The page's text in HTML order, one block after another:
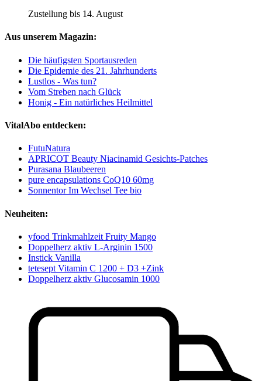
Zustellung bis 14. August
Aus unserem Magazin:
Die häufigsten Sportausreden
Die Epidemie des 21. Jahrhunderts
Lustlos - Was tun?
Vom Streben nach Glück
Honig - Ein natürliches Heilmittel
VitalAbo entdecken:
FutuNatura
APRICOT Beauty Niacinamid Gesichts‑Patches
Purasana Blaubeeren
pure encapsulations CoQ10 60mg
Sonnentor Im Wechsel Tee bio
Neuheiten:
yfood Trinkmahlzeit Fruity Mango
Doppelherz aktiv L-Arginin 1500
Instick Vanilla
tetesept Vitamin C 1200 + D3 +Zink
Doppelherz aktiv Glucosamin 1000